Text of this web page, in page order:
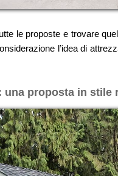
le proposte e trovare
l’idea di
una proposta in